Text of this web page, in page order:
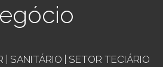
| SANITÁRIO | SETOR TECIÁRIO